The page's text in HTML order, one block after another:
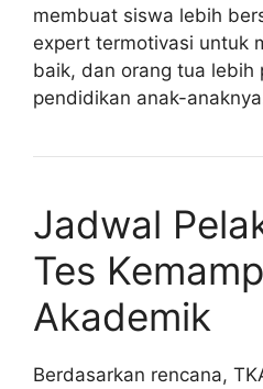
membuat siswa lebih
expert termotivasi untuk
baik, dan orang tua lebih
pendidikan anak-
Jadwal
Tes
Akademik
Berdasarkan rencana,